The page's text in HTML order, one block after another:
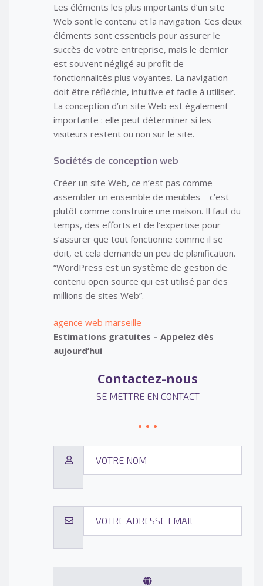
Les éléments les plus importants d’un site
Web sont le contenu et la navigation. Ces deux
éléments sont essentiels pour assurer le
succès de votre entreprise, mais le dernier
est souvent négligé au profit de
fonctionnalités plus voyantes. La navigation
doit être réfléchie, intuitive et facile à utiliser.
La conception d’un site Web est également
importante : elle peut déterminer si les
visiteurs restent ou non sur le site.
Sociétés de conception web
Créer un site Web, ce n’est pas comme
assembler un ensemble de meubles – c’est
plutôt comme construire une maison. Il faut du
temps, des efforts et de l’expertise pour
s’assurer que tout fonctionne comme il se
doit, et cela demande un peu de planification.
“WordPress est un système de gestion de
contenu open source qui est utilisé par des
millions de sites Web”.
agence web marseille
Estimations gratuites – Appelez dès
aujourd’hui
Contactez-nous
SE METTRE EN CONTACT